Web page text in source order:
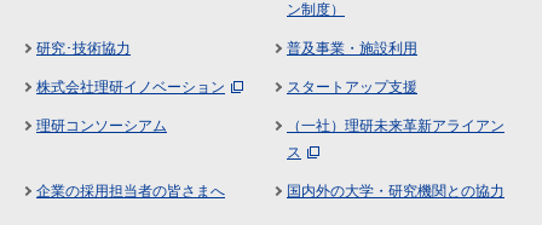
ン制度）
研究･技術協力 普及事業・施設利用
株式会社理研イノベーション スタートアップ支援
理研コンソーシアム
（一社）理研未来革新アライアン
ス
企業の採用担当者の皆さまへ 国内外の大学・研究機関との協力